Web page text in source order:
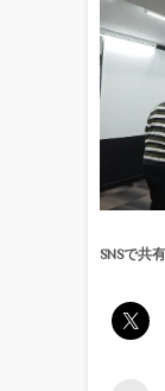
SNSで共